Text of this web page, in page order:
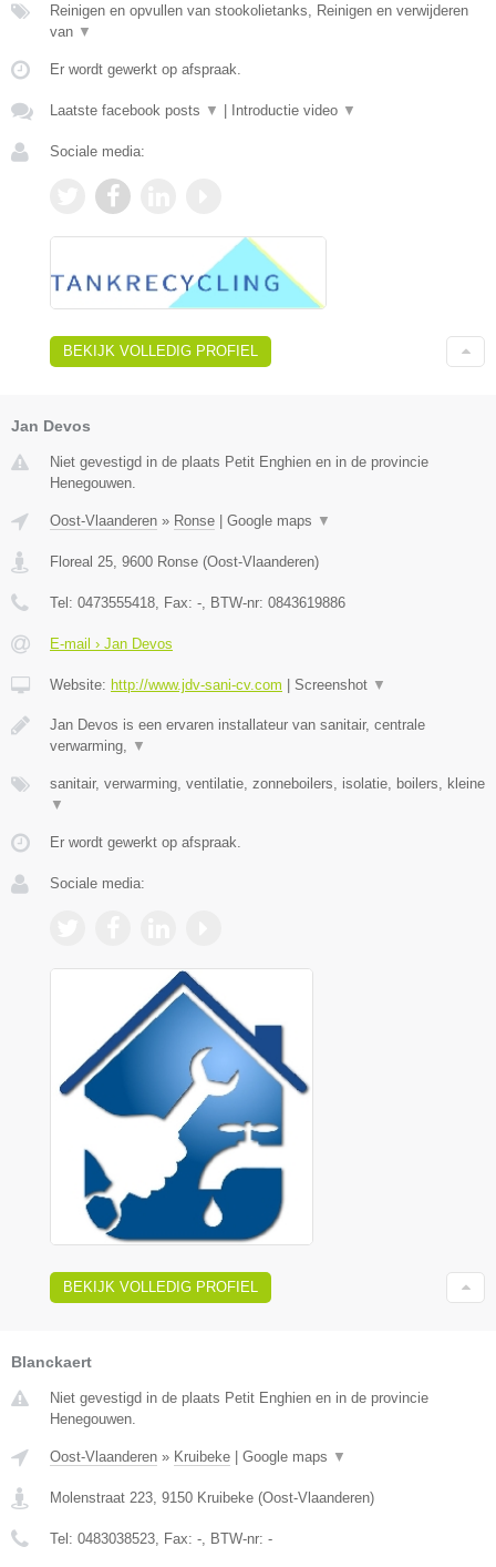
Reinigen en opvullen van stookolietanks, Reinigen en verwijderen
van ▼
Er wordt gewerkt op afspraak.
Laatste facebook posts ▼ | Introductie video ▼
Sociale media:
BEKIJK VOLLEDIG PROFIEL
Jan Devos
Niet gevestigd in de plaats Petit Enghien en in de provincie
Henegouwen.
Oost-Vlaanderen » Ronse Google maps ▼
Floreal 25 9600 Ronse (Oost-Vlaanderen)
Tel: 0473555418 , Fax: - , BTW-nr: 0843619886
E-mail › Jan Devos
Website: http://www.jdv-sani-cv.com Screenshot ▼
Jan Devos is een ervaren installateur van sanitair, centrale
verwarming,
▼
sanitair, verwarming, ventilatie, zonneboilers, isolatie, boilers, kleine
▼
Er wordt gewerkt op afspraak.
Sociale media:
BEKIJK VOLLEDIG PROFIEL
Blanckaert
Niet gevestigd in de plaats Petit Enghien en in de provincie
Henegouwen.
Oost-Vlaanderen » Kruibeke Google maps ▼
Molenstraat 223 9150 Kruibeke (Oost-Vlaanderen)
Tel: 0483038523 , Fax: - , BTW-nr: -